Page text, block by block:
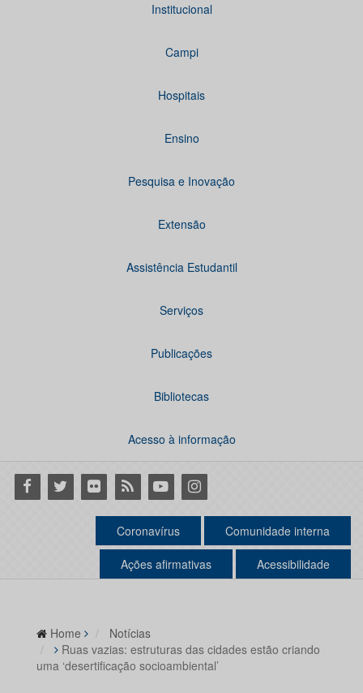
Institucional
Campi
Hospitais
Ensino
Pesquisa e Inovação
Extensão
Assistência Estudantil
Serviços
Publicações
Bibliotecas
Acesso à informação
Facebook
Twitter Flickr RSS YoutubeInstagram
Coronavírus Comunidade interna
Ações afirmativas Acessibilidade
Home
Notícias
Ruas vazias: estruturas das cidades estão criando
uma ‘desertificação socioambiental’